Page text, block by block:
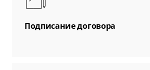
Подписание договора